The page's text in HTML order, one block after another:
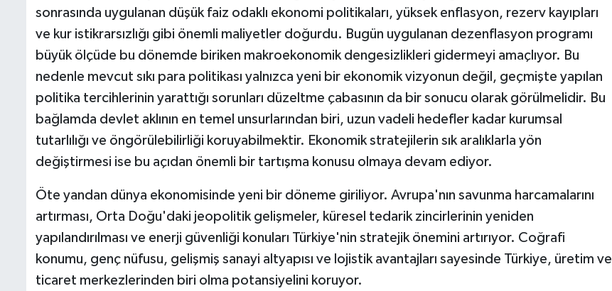
sonrasında uygulanan düşük faiz odaklı ekonomi politikaları, yüksek enflasyon, rezerv kayıpları
ve kur istikrarsızlığı gibi önemli maliyetler doğurdu. Bugün uygulanan dezenflasyon programı
büyük ölçüde bu dönemde biriken makroekonomik dengesizlikleri gidermeyi amaçlıyor. Bu
nedenle mevcut sıkı para politikası yalnızca yeni bir ekonomik vizyonun değil, geçmişte yapılan
politika tercihlerinin yarattığı sorunları düzeltme çabasının da bir sonucu olarak görülmelidir. Bu
bağlamda devlet aklının en temel unsurlarından biri, uzun vadeli hedefler kadar kurumsal
tutarlılığı ve öngörülebilirliği koruyabilmektir. Ekonomik stratejilerin sık aralıklarla yön
değiştirmesi ise bu açıdan önemli bir tartışma konusu olmaya devam ediyor.
Öte yandan dünya ekonomisinde yeni bir döneme giriliyor. Avrupa'nın savunma harcamalarını
artırması, Orta Doğu'daki jeopolitik gelişmeler, küresel tedarik zincirlerinin yeniden
yapılandırılması ve enerji güvenliği konuları Türkiye'nin stratejik önemini artırıyor. Coğrafi
konumu, genç nüfusu, gelişmiş sanayi altyapısı ve lojistik avantajları sayesinde Türkiye, üretim ve
ticaret merkezlerinden biri olma potansiyelini koruyor.